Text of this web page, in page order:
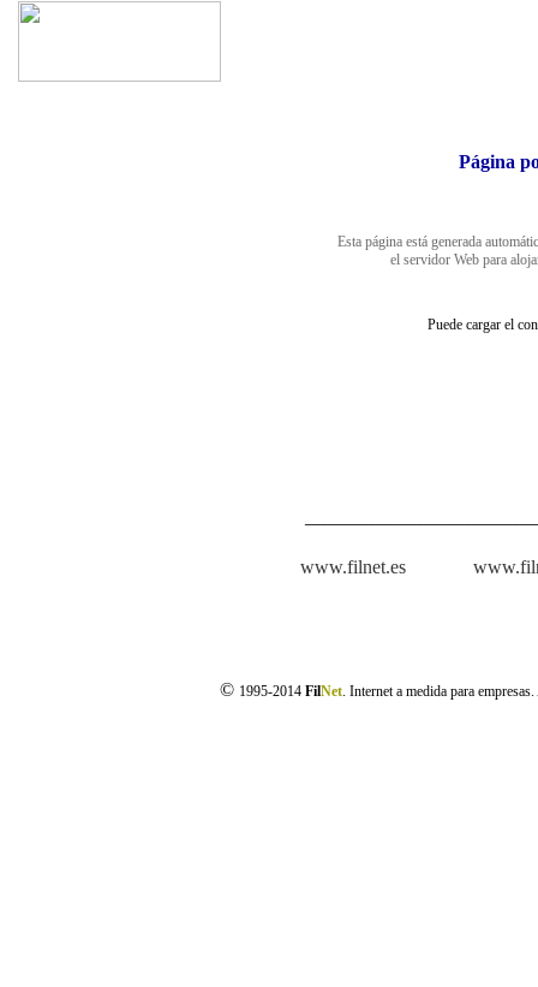
Página
Esta página está generada
el servidor Web para
Puede cargar el
www.filnet.es
© 1995-2014 FilNet. Internet a medida para